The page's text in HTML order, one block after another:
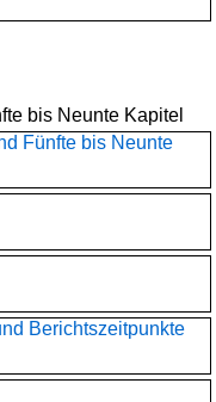
bis Neunte Kapitel
Fünfte bis Neunte
Berichtszeitpunkte